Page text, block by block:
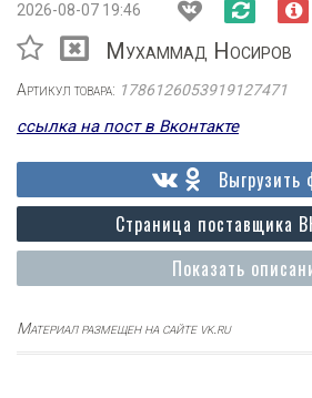
2026-08-07 19:46
Мухаммад Носиров
Артикул товара: 1786126053919127471
ссылка на пост в Вконтакте
Показать
Страница поставщика
Выгрузить
Материал размещен на сайте vk.ru